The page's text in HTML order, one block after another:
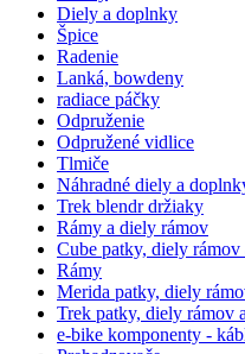
Diely a doplnky
Špice
Radenie
Lanká, bowdeny
radiace páčky
Odpruženie
Odpružené vidlice
Tlmiče
Náhradné diely a
Trek blendr držiaky
Rámy a diely rámov
Cube patky, diely
Rámy
Merida patky, diely
Trek patky, diely rámov
e-bike komponenty -